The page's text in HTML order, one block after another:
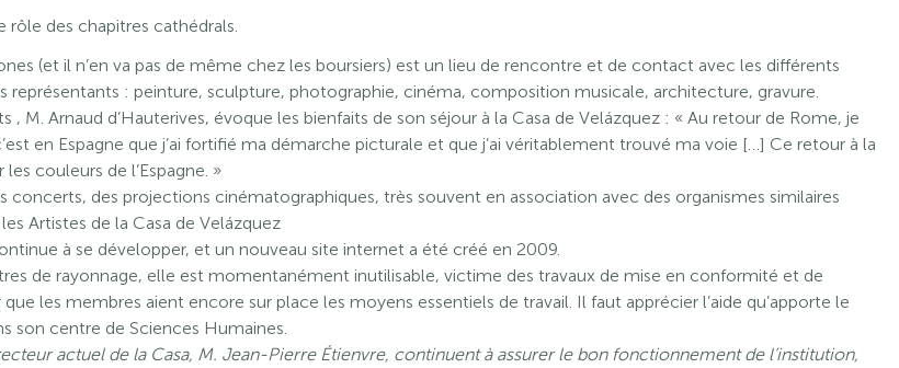
rôle des chapitres cathédrals.
(et il n’en va pas de même chez les boursiers) est un lieu de rencontre et de contact avec les différents
représentants : peinture, sculpture, photographie, cinéma, composition musicale, architecture, gravure.
M. Arnaud d’Hauterives, évoque les bienfaits de son séjour à la Casa de Velázquez : « Au retour de Rome, je
en Espagne que j’ai fortifié ma démarche picturale et que j’ai véritablement trouvé ma voie […] Ce retour à la
couleurs de l’Espagne. »
des projections cinématographiques, très souvent en association avec des organismes similaires
Artistes de la Casa de Velázquez
à se développer, et un nouveau site internet a été créé en 2009.
de rayonnage, elle est momentanément inutilisable, victime des travaux de mise en conformité et de
les membres aient encore sur place les moyens essentiels de travail. Il faut apprécier l’aide qu’apporte le
son centre de Sciences Humaines.
actuel de la Casa, M. Jean-Pierre Étienvre, continuent à assurer le bon fonctionnement de l’institution,